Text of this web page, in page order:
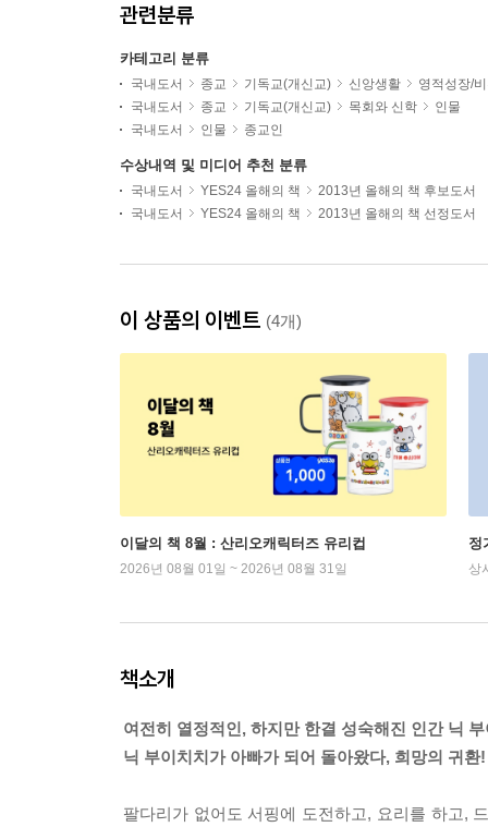
관련분류
카테고리 분류
국내도서 종교 기독교(개신교) 신앙생활
영적성장/
국내도서
종교 기독교(개신교) 목회와 신학
인물
국내도서
인물 종교인
수상내역 및 미디어 추천 분류
국내도서 YES24 올해의 책
2013년 올해의 책 후보도서
국내도서
YES24 올해의 책 2013년 올해의 책 선정도서
이 상품의 이벤트 (4개)
이달의 책 8월 : 산리오캐릭터즈 유리컵
2026년 08월 01일 ~ 2026년 08월 31일
정
상
책소개
여전히 열정적인, 하지만 한결 성숙해진 인간 닉
닉 부이치치가 아빠가 되어 돌아왔다, 희망의 귀환!
팔다리가 없어도 서핑에 도전하고, 요리를 하고,